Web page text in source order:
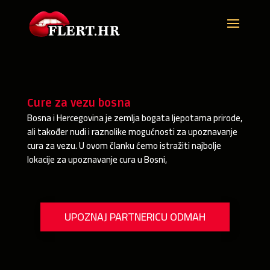
Cure za vezu bosna
Bosna i Hercegovina je zemlja bogata ljepotama prirode,
ali također nudi i raznolike mogućnosti za upoznavanje
cura za vezu. U ovom članku ćemo istražiti najbolje
lokacije za upoznavanje cura u Bosni,
UPOZNAJ PARTNERICU ODMAH